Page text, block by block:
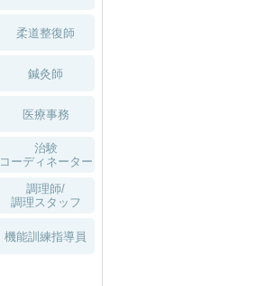
柔道整復師
鍼灸師
医療事務
治験
コーディネーター
調理師/
調理スタッフ
機能訓練指導員